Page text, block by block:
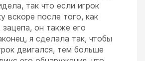
так что если игрок
вскоре после того, как
он также его
я сделала так, чтобы
двигался, тем больше